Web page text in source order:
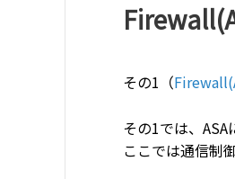
その1（
その1では、
ここでは通信制